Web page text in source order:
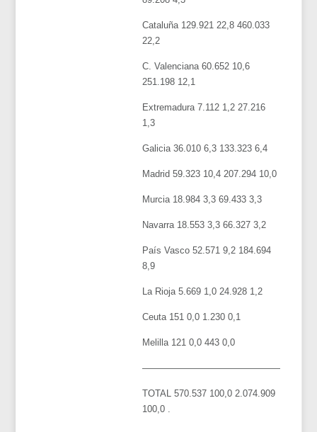
Cataluña 129.921 22,8 460.033
22,2
C. Valenciana 60.652 10,6
251.198 12,1
Extremadura 7.112 1,2 27.216
1,3
Galicia 36.010 6,3 133.323 6,4
Madrid 59.323 10,4 207.294 10,0
Murcia 18.984 3,3 69.433 3,3
Navarra 18.553 3,3 66.327 3,2
País Vasco 52.571 9,2 184.694
8,9
La Rioja 5.669 1,0 24.928 1,2
Ceuta 151 0,0 1.230 0,1
Melilla 121 0,0 443 0,0
———————————————————
TOTAL 570.537 100,0 2.074.909
100,0 .